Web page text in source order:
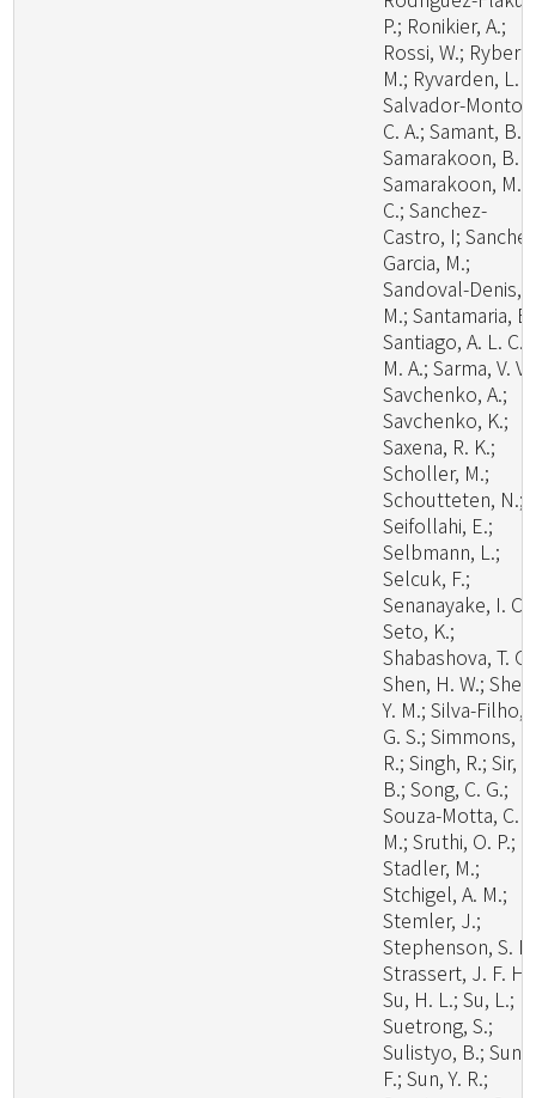
P.; Ronikier, A.;
Rossi, W.; Ryberg,
M.; Ryvarden, L.
Salvador-
C. A.; Samant, B.;
Samarakoon, B.
Samarakoon, M.
C.; Sanchez-
Castro, I;
Garcia, M.;
Sandoval-Denis,
M.; Santamaria,
Santiago, A. L. C.
M. A.; Sarma, V. V.;
Savchenko, A.;
Savchenko, K.;
Saxena, R. K.;
Scholler, M.;
Schoutteten, N.;
Seifollahi, E.;
Selbmann, L.;
Selcuk, F.;
Senanayake, I. C.;
Seto, K.;
Shabashova, T.
Shen, H. W.;
Y. M.; Silva-Filho,
G. S.; Simmons,
R.; Singh, R.; Sir,
B.; Song, C. G.;
Souza-Motta, C.
M.; Sruthi, O. P.;
Stadler, M.;
Stchigel, A. M.;
Stemler, J.;
Stephenson, S.
Strassert, J. F. H.;
Su, H. L.; Su, L.;
Suetrong, S.;
Sulistyo, B.; Sun,
F.; Sun, Y. R.;